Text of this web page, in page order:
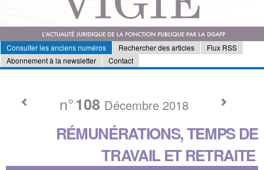
Consulter les anciens numéros Rechercher des articles
Flux RSS
Abonnement à la newsletter
Contact
n°108 Décembre 2018
RÉMUNÉRATIONS, TEMPS DE
TRAVAIL ET RETRAITE